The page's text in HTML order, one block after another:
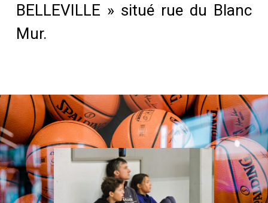
BELLEVILLE » situé rue du Blanc
Mur.